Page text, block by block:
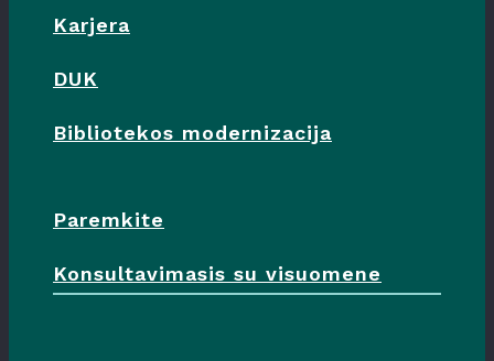
Karjera
DUK
Bibliotekos modernizacija
Paremkite
Konsultavimasis su visuomene